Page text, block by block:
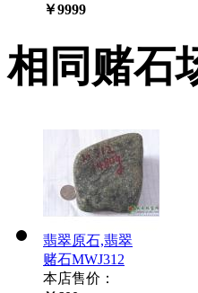
￥9999
相同赌石
翡翠原石,翡翠
赌石MWJ312
本店售价：